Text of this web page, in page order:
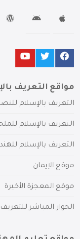
مواقع التعريف
التعريف بالإسلام
التعريف بالإسلام
التعريف بالإسلام
موقع الإيمان
موقع المعجزة الأخيرة
الحوار المباشر